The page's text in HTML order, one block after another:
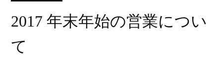
2017 年末年始の営業につい
て